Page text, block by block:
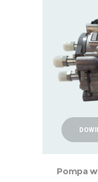
Pompa